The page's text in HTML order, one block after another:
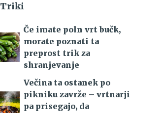
Triki
Če imate poln vrt bučk,
morate poznati ta
preprost trik za
shranjevanje
Večina ta ostanek po
pikniku zavrže – vrtnarji
pa prisegajo, da